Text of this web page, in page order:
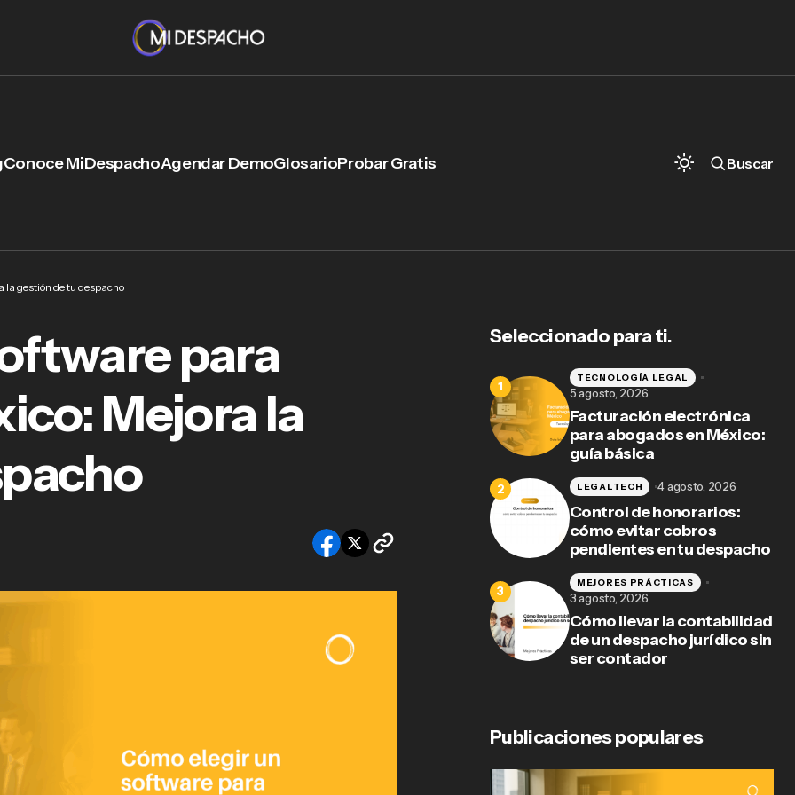
Conoce MiDespachoAgendar DemoGlosarioProbar Gratis Buscar
elegir un software para abogados en México:
la gestión de tu despacho
la gestión de tu despacho
para
Mejora la
Seleccionado para ti.
Facturación electrónica
para abogados en México:
guía básica
TECNOLOGÍA LEGAL
5 agosto, 2026
Control de honorarios:
cómo evitar cobros
pendientes en tu despacho
LEGALTECH 4 agosto, 2026
Cómo llevar la contabilidad
de un despacho jurídico sin
ser contador
MEJORES PRÁCTICAS
3 agosto, 2026
Publicaciones populares